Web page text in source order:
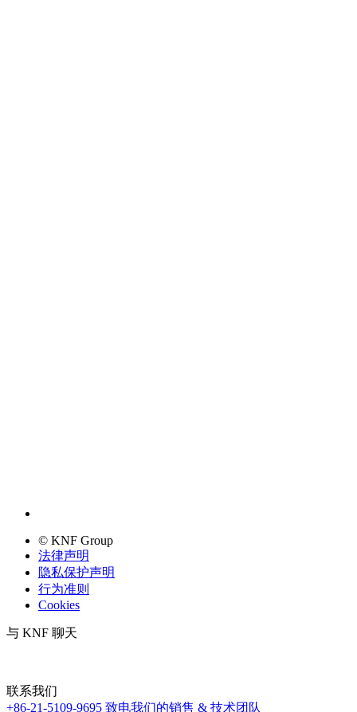
© KNF Group
法律声明
隐私保护声明
行为准则
Cookies
与 KNF 聊天
联系我们
+86-21-5109-9695 致电我们的销售 & 技术团队